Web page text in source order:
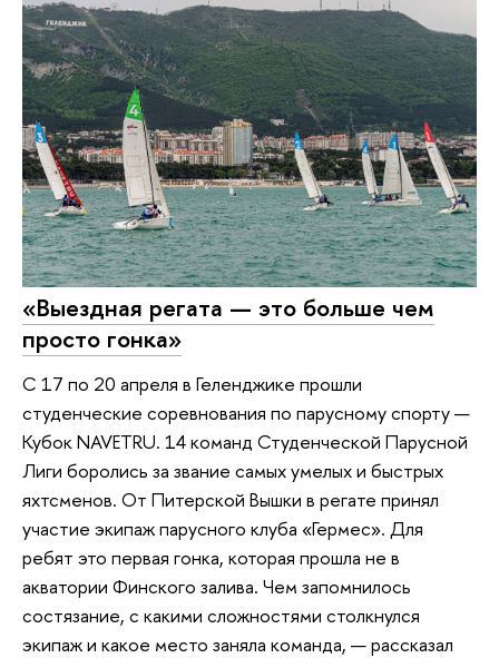
«Выездная регата — это больше чем
просто гонка»
С 17 по 20 апреля в Геленджике прошли
студенческие соревнования по парусному спорту —
Кубок NAVETRU. 14 команд Студенческой Парусной
Лиги боролись за звание самых умелых и быстрых
яхтсменов. От Питерской Вышки в регате принял
участие экипаж парусного клуба «Гермес». Для
ребят это первая гонка, которая прошла не в
акватории Финского залива. Чем запомнилось
состязание, с какими сложностями столкнулся
экипаж и какое место заняла команда, — рассказал